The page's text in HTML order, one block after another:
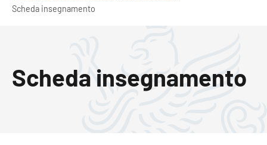
Scheda insegnamento
Scheda insegnamento